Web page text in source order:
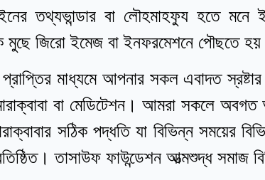
তথ্যভান্ডার বা লৌহমাহফুয হতে
মুছে জিরো ইমেজ বা ইনফরমেশনে পৌছতে
প্রাপ্তির মাধ্যমে আপনার সকল এবাদত
বা মেডিটেশন। আমরা সকলে অবগত
সঠিক পদ্ধতি যা বিভিন্ন সময়ের
তাসাউফ ফাউন্ডেশন আত্মশুদ্ধ সমাজ